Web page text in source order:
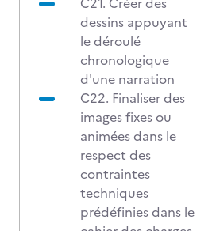
dessins appuyant
le déroulé
chronologique
d'une narration
C22. Finaliser des
images fixes ou
animées dans le
respect des
contraintes
techniques
prédéfinies dans le